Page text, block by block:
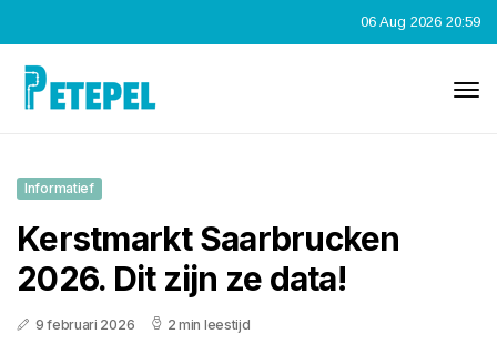
06 Aug 2026 20:59
Informatief
Kerstmarkt Saarbrucken
2026. Dit zijn ze data!
9 februari 2026 2 min leestijd